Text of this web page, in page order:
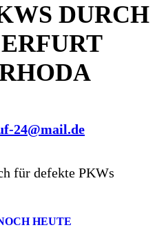
DURCH
24@mail.de
für defekte PKWs
HEUTE